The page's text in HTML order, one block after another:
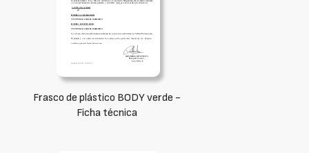
Frasco de plástico BODY verde -
Ficha técnica